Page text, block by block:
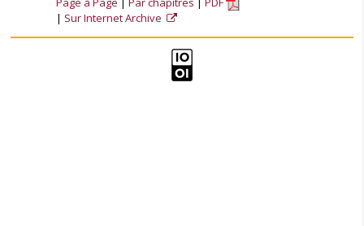
Sur Internet Archive